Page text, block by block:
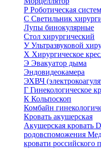
Р Роботическая
С Светильник
Лупы бинокулярные
Стол хирургический
УУльтразвуковой
Х Хирургическое
Э Эвакуатор дыма
Эндовидеокамера
ЭХВЧ
Г Гинекологическое
К Кольпоскоп
Комбайн
Кровать акушерская
Акушерская кровать
родовспоможения
кровати российского